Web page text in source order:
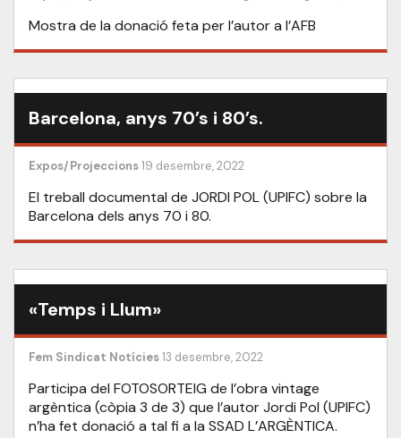
Mostra de la donació feta per l’autor a l’AFB
Barcelona, anys 70’s i 80’s.
Expos/Projeccions19 desembre, 2022
El treball documental de JORDI POL (UPIFC) sobre la
Barcelona dels anys 70 i 80.
«Temps i Llum»
Fem Sindicat Notícies13 desembre, 2022
Participa del FOTOSORTEIG de l’obra vintage
argèntica (còpia 3 de 3) que l’autor Jordi Pol (UPIFC)
n’ha fet donació a tal fi a la SSAD L’ARGÈNTICA.